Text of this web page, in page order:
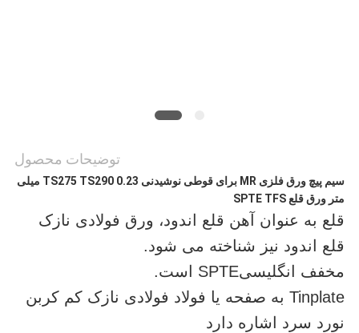
حریم
خصوصی
توضیحات محصول
سیم پیچ ورق فلزی MR برای قوطی نوشیدنی TS275 TS290 0.23 میلی
متر ورق قلع SPTE TFS
قلع به عنوان آهن قلع اندود، ورق فولادی نازک
قلع اندود نیز شناخته می شود.
مخفف انگلیسیSPTE است.
Tinplate به صفحه یا فولاد فولادی نازک کم کربن
نورد سرد اشاره دارد